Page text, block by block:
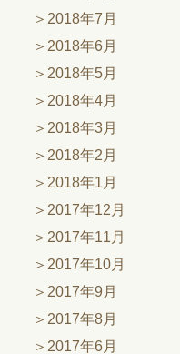
2018年7月
2018年6月
2018年5月
2018年4月
2018年3月
2018年2月
2018年1月
2017年12月
2017年11月
2017年10月
2017年9月
2017年8月
2017年6月